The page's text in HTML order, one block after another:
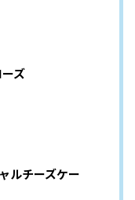
ズ
ルチーズケー